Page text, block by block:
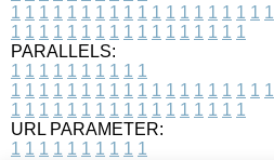
1 1 1 1 1 1 1 1 1 1 1 1 1 1 1 1 1 1 1
1 1 1 1 1 1 1 1 1 1 1 1 1 1 1 1 1
PARALLELS:
1 1 1 1 1 1 1 1 1 1
1 1 1 1 1 1 1 1 1 1 1 1 1 1 1 1 1 1 1
1 1 1 1 1 1 1 1 1 1 1 1 1 1 1 1 1
URL PARAMETER:
1 1 1 1 1 1 1 1 1 1